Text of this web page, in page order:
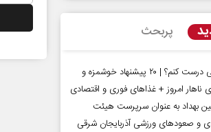
پربحث
ناهار چی درست کنم؟ | ۲۰ پیشنهاد خوشمزه و
ناهار امروز + غذاهای فوری و اقتصادی
بهداد به عنوان سرپرست هیئت
و صعودهای ورزشی آذربایجان شرقی